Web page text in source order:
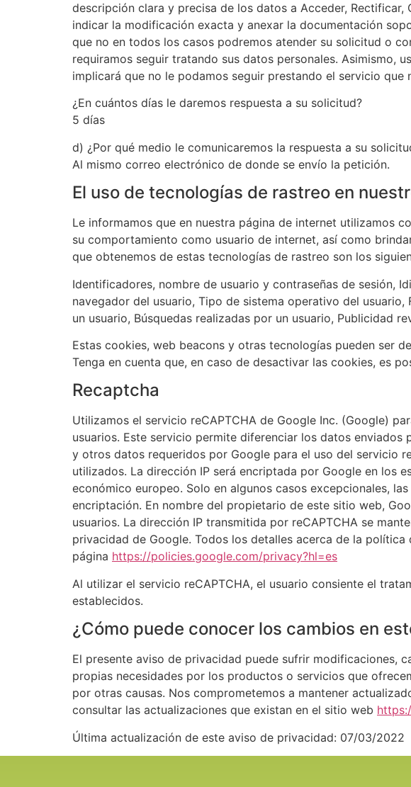
descripción clara y precisa de los datos a Acceder,
indicar la modificación exacta y anexar la documentación
que no en todos los casos podremos atender su solicitud o
requiramos seguir tratando sus datos personales. Asimismo,
implicará que no le podamos seguir prestando el servicio
¿En cuántos días le daremos respuesta a su solicitud?
5 días
d) ¿Por qué medio le comunicaremos la respuesta a su
Al mismo correo electrónico de donde se envío la petición.
El uso de tecnologías de rastreo en
Le informamos que en nuestra página de internet utilizamos
su comportamiento como usuario de internet, así como
que obtenemos de estas tecnologías de rastreo son los
Identificadores, nombre de usuario y contraseñas de sesión,
navegador del usuario, Tipo de sistema operativo del
un usuario, Búsquedas realizadas por un usuario, Publicidad
Estas cookies, web beacons y otras tecnologías pueden ser
Tenga en cuenta que, en caso de desactivar las cookies, es
Recaptcha
Utilizamos el servicio reCAPTCHA de Google Inc. (Google)
usuarios. Este servicio permite diferenciar los datos
y otros datos requeridos por Google para el uso del servicio
utilizados. La dirección IP será encriptada por Google en los
económico europeo. Solo en algunos casos excepcionales,
encriptación. En nombre del propietario de este sitio web,
usuarios. La dirección IP transmitida por reCAPTCHA se
privacidad de Google. Todos los detalles acerca de la
página https://policies.google.com/privacy?hl=es
Al utilizar el servicio reCAPTCHA, el usuario consiente el
establecidos.
¿Cómo puede conocer los cambios en
El presente aviso de privacidad puede sufrir modificaciones,
propias necesidades por los productos o servicios que
por otras causas. Nos comprometemos a mantener
consultar las actualizaciones que existan en el sitio web
Última actualización de este aviso de privacidad: 07/03/2022